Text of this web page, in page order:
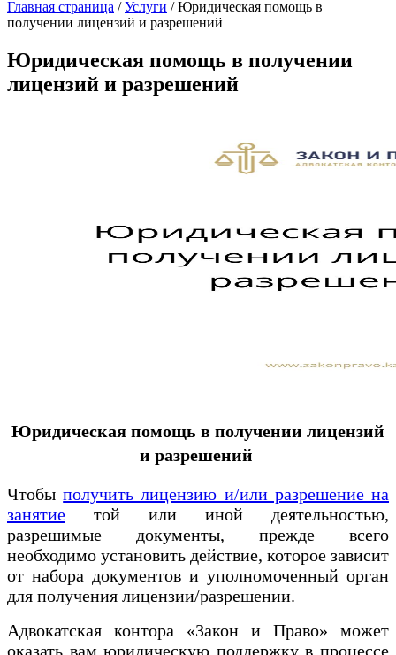
Главная страница /Услуги /Юридическая помощь в
получении лицензий и разрешений
Юридическая помощь в получении
лицензий и разрешений
Юридическая помощь в получении лицензий
и разрешений
Чтобыполучить лицензию и/или разрешение на
занятие той или иной деятельностью,
разрешимые документы, прежде всего
необходимо установить действие, которое зависит
от набора документов и уполномоченный орган
для получения лицензии/разрешении.
Адвокатская контора «Закон и Право» может
оказать вам юридическую поддержку в процессе